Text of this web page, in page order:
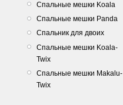
Спальные мешки Koala
Спальные мешки Panda
Спальник для двоих
Спальные мешки Koala-
Twix
Спальные мешки Makalu-
Twix